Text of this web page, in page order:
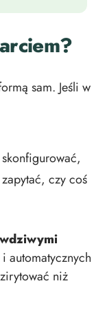
sam. Jeśli w
czy coś
automatycznych
niż